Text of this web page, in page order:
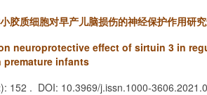
胶质细胞对早产儿脑损伤的神经保护作用研
neuroprotective effect of sirtuin 3 in
infants
): 152 . DOI: 10.3969/j.issn.1000-